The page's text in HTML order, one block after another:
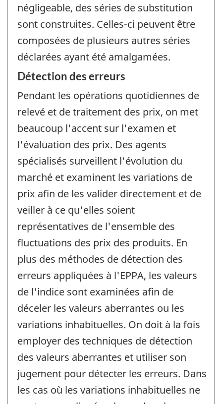
négligeable, des séries de substitution
sont construites. Celles-ci peuvent être
composées de plusieurs autres séries
déclarées ayant été amalgamées.
Détection des erreurs
Pendant les opérations quotidiennes de
relevé et de traitement des prix, on met
beaucoup l'accent sur l'examen et
l'évaluation des prix. Des agents
spécialisés surveillent l'évolution du
marché et examinent les variations de
prix afin de les valider directement et de
veiller à ce qu'elles soient
représentatives de l'ensemble des
fluctuations des prix des produits. En
plus des méthodes de détection des
erreurs appliquées à l'EPPA, les valeurs
de l'indice sont examinées afin de
déceler les valeurs aberrantes ou les
variations inhabituelles. On doit à la fois
employer des techniques de détection
des valeurs aberrantes et utiliser son
jugement pour détecter les erreurs. Dans
les cas où les variations inhabituelles ne